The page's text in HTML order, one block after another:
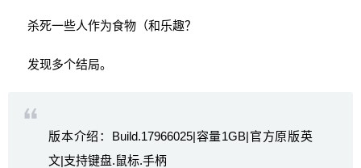
杀死一些人作为食物（和乐趣？
发现多个结局。
版本介绍：Build.17966025|容量1GB|官方原版英
文|支持键盘.鼠标.手柄